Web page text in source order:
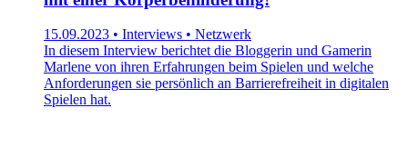
15.09.2023 • Interviews • Netzwerk
In diesem Interview berichtet die Bloggerin und Gamerin
Marlene von ihren Erfahrungen beim Spielen und welche
Anforderungen sie persönlich an Barrierefreiheit in digitalen
Spielen hat.